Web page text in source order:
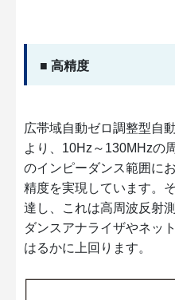
■ 高精度
広帯域自動ゼロ調整型自
より、10Hz～130MHzの
のインピーダンス範囲に
精度を実現しています。
達し、これは高周波反射
ダンスアナライザやネッ
はるかに上回ります。